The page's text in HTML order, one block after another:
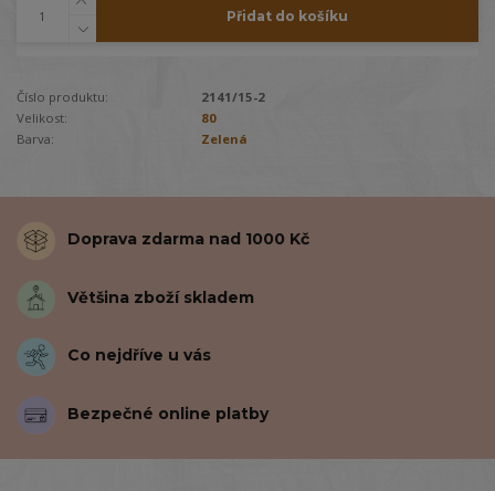
Přidat do košíku
Číslo produktu:
2141/15-2
Velikost:
80
Barva:
Zelená
Doprava zdarma nad 1000 Kč
Většina zboží skladem
Co nejdříve u vás
Bezpečné online platby